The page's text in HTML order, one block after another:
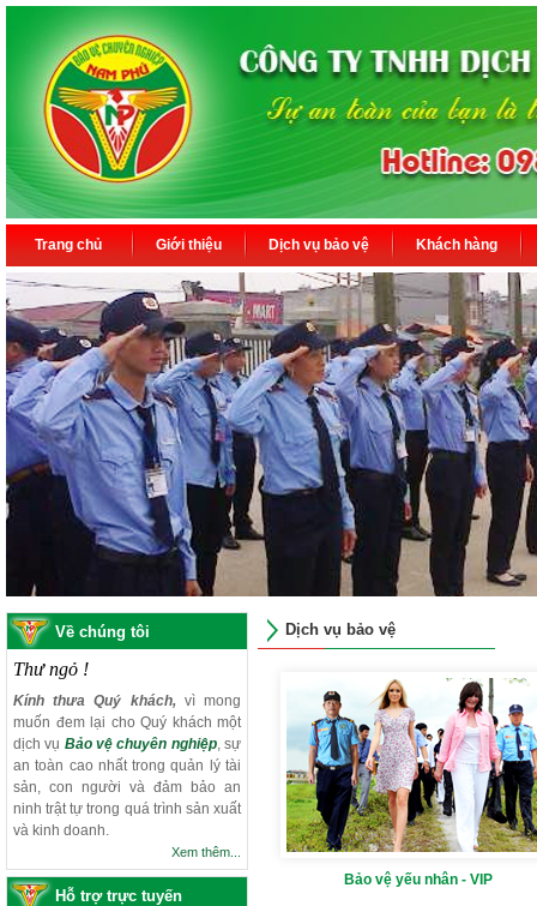
Trang chủ Giới thiệu Dịch vụ bảo vệ Khách hàng
Về chúng tôi
Thư ngỏ !
Kính thưa Quý khách,vì mong
muốn đem lại cho Quý khách một
dịch vụ Bảo vệ chuyên nghiệp, sự
an toàn cao nhất trong quản lý tài
sản, con người và đảm bảo an
ninh trật tự trong quá trình sản xuất
và kinh doanh.
Xem thêm...
Hỗ trợ trực tuyến
Dịch vụ bảo vệ
Bảo vệ yếu nhân - VIP